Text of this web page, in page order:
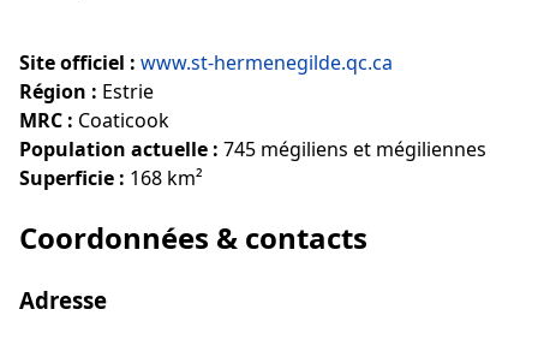
Site officiel : www.st-hermenegilde.qc.ca
Région : Estrie
MRC : Coaticook
Population actuelle : 745 mégiliens et mégiliennes
Superficie : 168 km²
Coordonnées & contacts
Adresse